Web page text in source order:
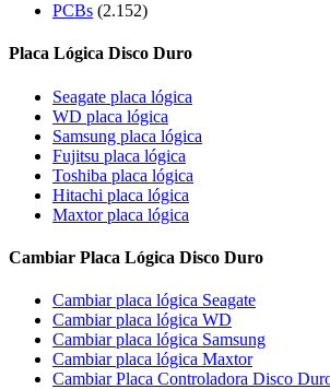
PCBs (2.152)
Placa Lógica Disco Duro
Seagate placa lógica
WD placa lógica
Samsung placa lógica
Fujitsu placa lógica
Toshiba placa lógica
Hitachi placa lógica
Maxtor placa lógica
Cambiar Placa Lógica Disco Duro
Cambiar placa lógica Seagate
Cambiar placa lógica WD
Cambiar placa lógica Samsung
Cambiar placa lógica Maxtor
Cambiar Placa Controladora Disco